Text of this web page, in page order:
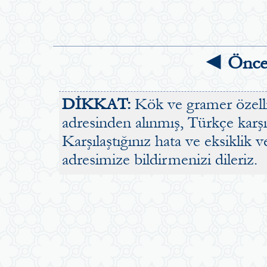
◄
DİKKAT: Kök ve gramer
adresinden alınmış, Türkçe
Karşılaştığınız hata ve
adresimize bildirmenizi dileriz.